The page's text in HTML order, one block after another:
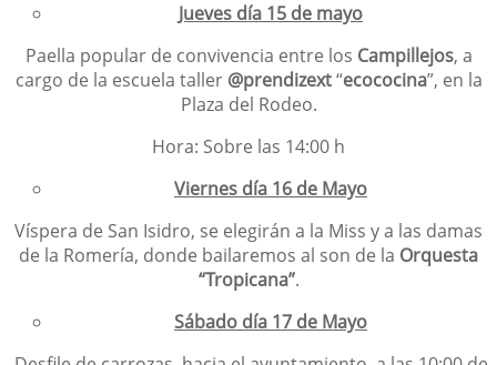
Jueves día 15 de mayo
Paella popular de convivencia entre los Campillejos, a
cargo de la escuela taller @prendizext“ecococina”, en la
Plaza del Rodeo.
Hora: Sobre las 14:00 h
Viernes día 16 de Mayo
Víspera de San Isidro, se elegirán a la Miss y a las damas
de la Romería, donde bailaremos al son de la Orquesta
“Tropicana”.
Sábado día 17 de Mayo